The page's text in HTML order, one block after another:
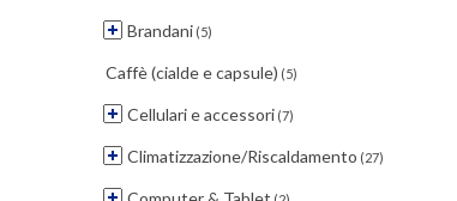
Brandani (5)
Caffè (cialde e capsule) (5)
Cellulari e accessori (7)
Climatizzazione/Riscaldamento (27)